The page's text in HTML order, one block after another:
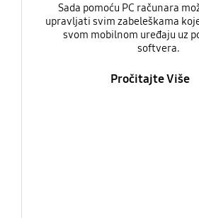
Sada pomoću PC računara
upravljati svim zabeleškama
svom mobilnom uređaju uz
softvera.
Pročitajte Više